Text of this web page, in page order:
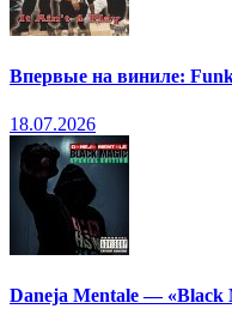
Впервые на виниле:
18.07.2026
Daneja Mentale — «Black